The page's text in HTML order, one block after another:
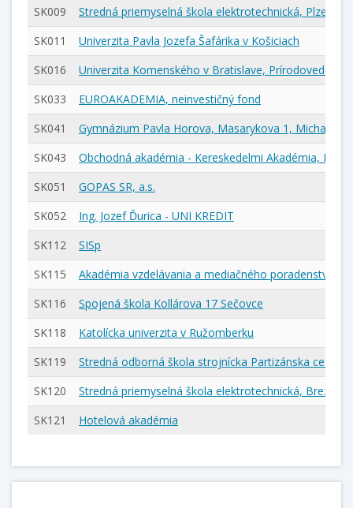
SK009
Stredná priemyselná škola elektrotechnická,
SK011
Univerzita Pavla Jozefa Šafárika v Košiciach
SK016
Univerzita Komenského v Bratislave, Prírodovedecká
SK033
EUROAKADEMIA, neinvestičný fond
SK041
Gymnázium Pavla Horova, Masarykova 1, Michalovce
SK043
Obchodná akadémia - Kereskedelmi Akadémia,
SK051
GOPAS SR, a.s.
SK052
Ing. Jozef Ďurica - UNI KREDIT
SK112
SISp
SK115
Akadémia vzdelávania a mediačného poradenstva,
SK116
Spojená škola Kollárova 17 Sečovce
SK118
Katolícka univerzita v Ružomberku
SK119
Stredná odborná škola strojnícka Partizánska cesta
SK120
Stredná priemyselná škola elektrotechnická, Brezová
SK121
Hotelová akadémia